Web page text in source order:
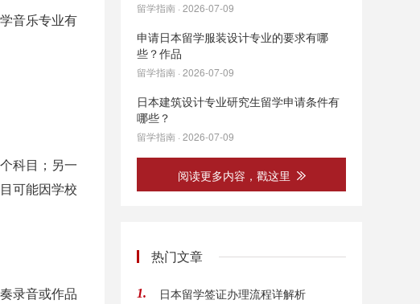
音乐专业有
科目；另一
可能因学校
录音或作品
留学指南 · 2026-07-09
申请日本留学服装设计专业的要求有哪
些？作品
留学指南 · 2026-07-09
日本建筑设计专业研究生留学申请条件有
哪些？
留学指南 · 2026-07-09
阅读更多内容，戳这里
热门文章
1. 日本留学签证办理流程详解析